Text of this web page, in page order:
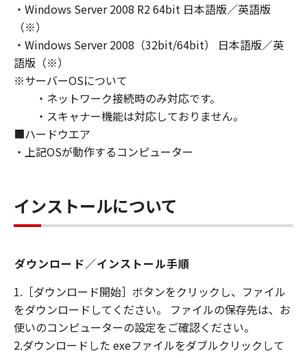
４．所有権
「本ソフトウェア」に係る権原および所有権
は、その内容によりキヤノンまたはキヤノンの
ライセンサーに帰属します。
５．輸出
お客様は、日本国政府または関連する外国政府
より必要な許可等を得ることなしに、「本ソフ
トウェア」の全部または一部を、直接または間
接に輸出してはなりません。
キヤノン、キヤノンの子会社、関係会社、それ
らの販売代理店および販売店、並びにキヤノン
ェア」の使用を支援すること、および「本ソフ
あるいはサポートを行うことについて、いかな
る責任も負うものではありません。
７．保証の否認・免責
・Windows Server 2008 R2 64bit 日本語版／英語版
（※）
・Windows Server 2008（32bit/64bit） 日本語版／英
語版（※）
※サーバーOSについて
・ネットワーク接続時のみ対応です。
・スキャナー機能は対応しておりません。
■ハードウエア
・上記OSが動作するコンピューター
インストールについて
ダウンロード／インストール手順
1.［ダウンロード開始］ボタンをクリックし、ファイル
をダウンロードしてください。 ファイルの保存先は、お
使いのコンピューターの設定をご確認ください。
2.ダウンロードした exeファイルをダブルクリックして